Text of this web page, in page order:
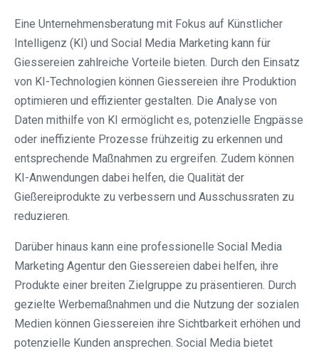
Eine Unternehmensberatung mit Fokus auf Künstlicher
Intelligenz (KI) und Social Media Marketing kann für
Giessereien zahlreiche Vorteile bieten. Durch den Einsatz
von KI-Technologien können Giessereien ihre Produktion
optimieren und effizienter gestalten. Die Analyse von
Daten mithilfe von KI ermöglicht es, potenzielle Engpässe
oder ineffiziente Prozesse frühzeitig zu erkennen und
entsprechende Maßnahmen zu ergreifen. Zudem können
KI-Anwendungen dabei helfen, die Qualität der
Gießereiprodukte zu verbessern und Ausschussraten zu
reduzieren.
Darüber hinaus kann eine professionelle Social Media
Marketing Agentur den Giessereien dabei helfen, ihre
Produkte einer breiten Zielgruppe zu präsentieren. Durch
gezielte Werbemaßnahmen und die Nutzung der sozialen
Medien können Giessereien ihre Sichtbarkeit erhöhen und
potenzielle Kunden ansprechen. Social Media bietet